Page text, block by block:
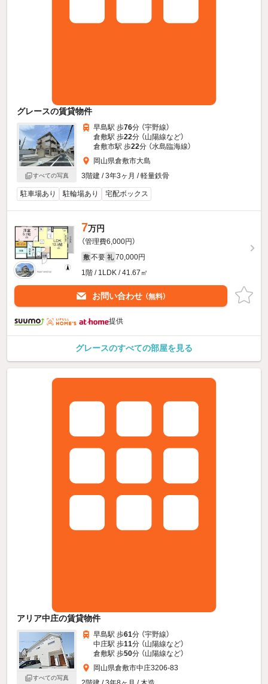
グレースの賃貸物件
すべての写真
早島駅 歩76分 （宇野線）
倉敷駅 歩22分 （山陽線など）
倉敷市駅 歩22分 （水島臨海線）
岡山県倉敷市大島
3階建 / 3年3ヶ月 / 軽量鉄骨
駐車場あり 駐輪場あり 宅配ボックス
7万円
（管理費6,000円）
敷 不要 礼 70,000円
1階 / 1LDK / 41.67㎡
お問い合わせ （無料）
提供
グレースのすべての部屋を見る
アリア中庄の賃貸物件
すべての写真
早島駅 歩61分 （宇野線）
中庄駅 歩11分 （山陽線など）
倉敷駅 歩50分 （山陽線など）
岡山県倉敷市中庄3206-83